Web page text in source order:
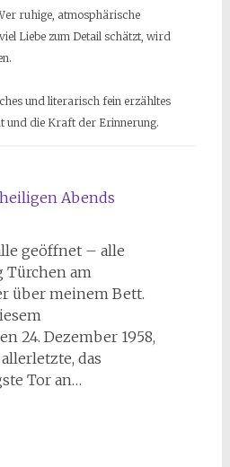
ruhige, atmosphärische
Liebe zum Detail schätzt, wird
und literarisch fein erzähltes
und die Kraft der Erinnerung.
Abends
geöffnet – alle
Türchen am
über meinem Bett.
24. Dezember 1958,
das
Tor an…